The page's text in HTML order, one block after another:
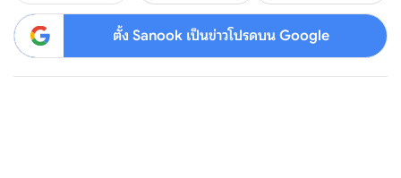
ตั้ง Sanook เป็นข่าวโปรดบน Google